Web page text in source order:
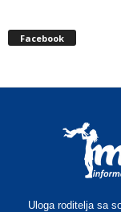
Facebook
Uloga roditelja sa